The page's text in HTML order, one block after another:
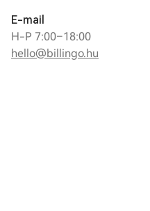
E-mail
H-P 7:00–18:00
hello@billingo.hu